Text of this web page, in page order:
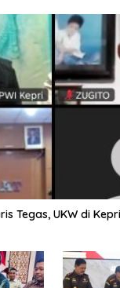
Tegas, UKW di